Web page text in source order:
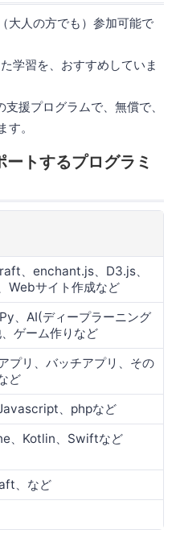
大人の方でも）参加可能で
学習を、おすすめしていま
援プログラムで、無償で、
。
トするプログラミ
、enchant.js、D3.js、
Webサイト作成など
、AI(ディープラーニング
ゲーム作りなど
プリ、バッチアプリ、その
ど
、phpなど
、Kotlin、Swiftなど
、など